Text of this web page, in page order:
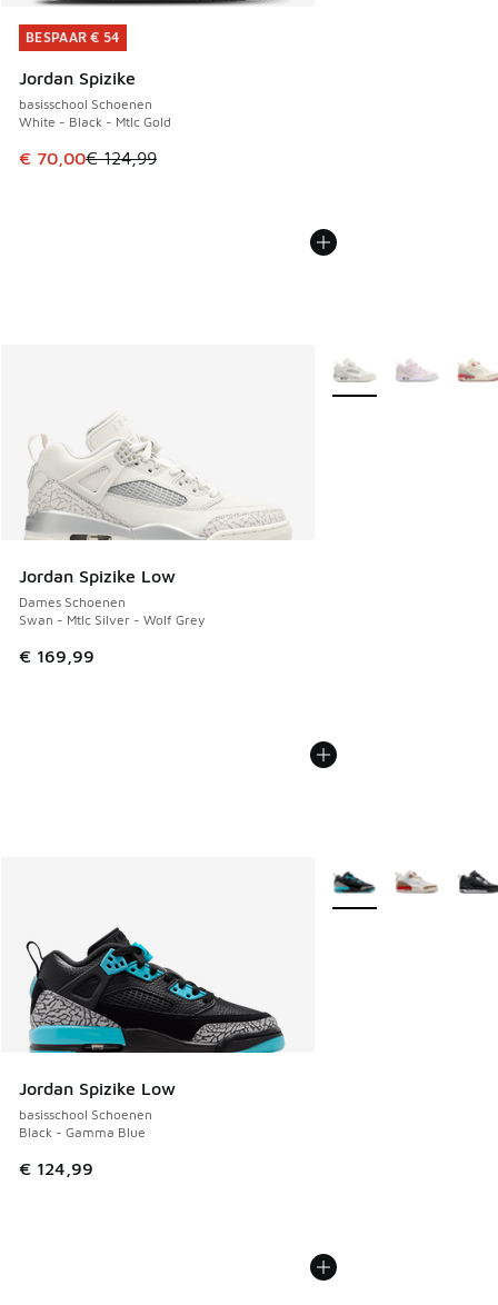
BESPAAR € 54
Jordan Spizike
basisschool Schoenen
White - Black - Mtlc Gold
Dit artikel is in de uitverkoop. Dit artikel is in de
€ 70,00€ 124,99
BESPAAR € 54
Jordan Spizike Low
Dames Schoenen
Swan - Mtlc Silver - Wolf Grey
€ 169,99
Meer kleuren
Jordan Spizike Low
basisschool Schoenen
Black - Gamma Blue
€ 124,99
Meer kleuren